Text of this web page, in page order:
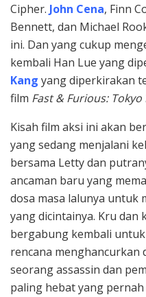
Cipher. John Cena, Finn
Bennett, dan Michael
ini. Dan yang cukup
kembali Han Lue yang
Kang yang diperkirakan
film Fast & Furious:
Kisah film aksi ini akan
yang sedang menjalani
bersama Letty dan
ancaman baru yang
dosa masa lalunya untuk
yang dicintainya. Kru dan
bergabung kembali
rencana menghancurkan
seorang assassin dan
paling hebat yang